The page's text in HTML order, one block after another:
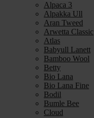
Alpaca 3
Alpakka Ull
Aran Tweed
Arwetta Classic
Atlas
Babyull Lanett
Bamboo Wool
Betty
Bio Lana
Bio Lana Fine
Bodil
Bumle Bee
Cloud